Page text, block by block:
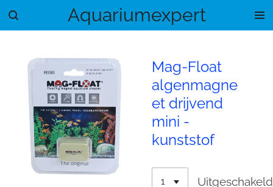
Ga
hoofdinhoud
Aquariumexpert
Mag-Float
algenmagne
et drijvend
mini -
kunststof
Uitgeschakeld